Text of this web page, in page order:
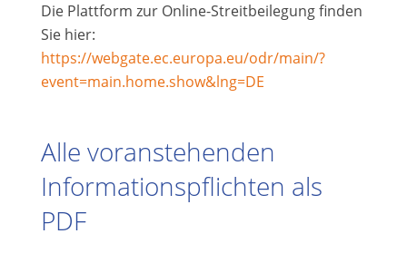
Die Plattform zur Online-Streitbeilegung finden
Sie hier:
https://webgate.ec.europa.eu/odr/main/?
event=main.home.show&lng=DE
Alle voranstehenden
Informationspflichten als
PDF